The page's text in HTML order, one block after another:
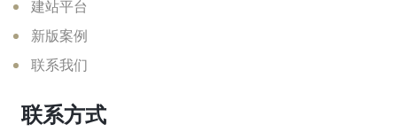
建站平台
新版案例
联系我们
联系方式